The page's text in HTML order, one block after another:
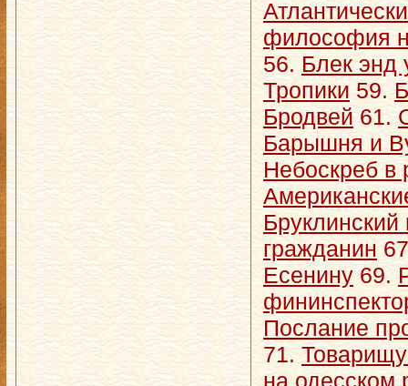
философия
56. Блек энд
Тропики 59.
Бродвей 61.
Барышня и
Небоскреб в
Бруклинский
гражданин
Есенину 69.
Послание
71.
на одесском